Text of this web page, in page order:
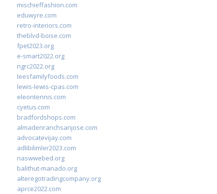
mischieffashion.com
eduwyre.com
retro-interiors.com
theblvd-boise.com
fpet2023.org
e-smart2022.org
ngrc2022.org
leesfamilyfoods.com
lewis-lewis-cpas.com
eleontennis.com
cyetus.com
bradfordshops.com
almadenranchsanjose.com
advocatevijay.com
adlibilimler2023.com
naswwebed.org
balithut-manado.org
alteregotradingcompany.org
aprce2022.com